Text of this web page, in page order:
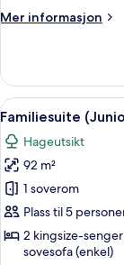
Mer informasjon
Mer
(Deluxe)
Åpne
alle
bildene
av
Familiesuite
(Junior)
6
Familiesuite
Hageutsikt
92 m²
1 soverom
Plass til 5
2 kingsize-senger
sovesofa (enkel)